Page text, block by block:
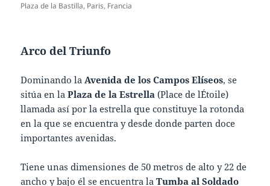
Plaza de la Bastilla, Paris, Francia
Arco del Triunfo
Dominando la Avenida de los Campos Elíseos, se
sitúa en laPlaza de la Estrella (Place de l´Étoile)
llamada así por la estrella que constituye la rotonda
en la que se encuentra y desde donde parten doce
importantes avenidas.
Tiene unas dimensiones de 50 metros de alto y 22 de
ancho y bajo él se encuentra laTumba al Soldado